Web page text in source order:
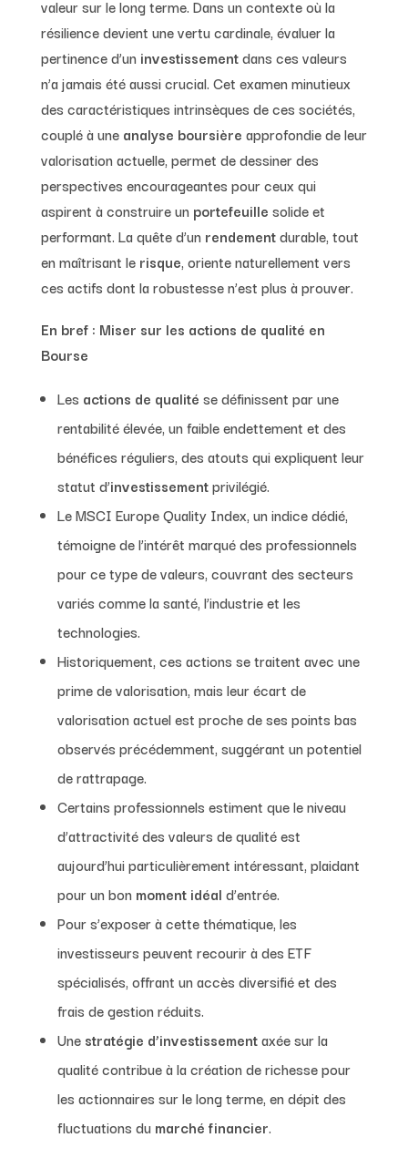
valeur sur le long terme. Dans un contexte où la
résilience devient une vertu cardinale, évaluer la
pertinence d’un investissementdans ces valeurs
n’a jamais été aussi crucial. Cet examen minutieux
des caractéristiques intrinsèques de ces sociétés,
couplé à une analyse boursière approfondie de leur
valorisation actuelle, permet de dessiner des
perspectives encourageantes pour ceux qui
aspirent à construire un portefeuille solide et
performant. La quête d’un rendementdurable, tout
en maîtrisant le risque, oriente naturellement vers
ces actifs dont la robustesse n’est plus à prouver.
En bref : Miser sur les actions de qualité en
Bourse
Les actions de qualité se définissent par une
rentabilité élevée, un faible endettement et des
bénéfices réguliers, des atouts qui expliquent leur
statut d’investissementprivilégié.
Le MSCI Europe Quality Index, un indice dédié,
témoigne de l’intérêt marqué des professionnels
pour ce type de valeurs, couvrant des secteurs
variés comme la santé, l’industrie et les
technologies.
Historiquement, ces actions se traitent avec une
prime de valorisation, mais leur écart de
valorisation actuel est proche de ses points bas
observés précédemment, suggérant un potentiel
de rattrapage.
Certains professionnels estiment que le niveau
d’attractivité des valeurs de qualité est
aujourd’hui particulièrement intéressant, plaidant
pour un bon moment idéal d’entrée.
Pour s’exposer à cette thématique, les
investisseurs peuvent recourir à des ETF
spécialisés, offrant un accès diversifié et des
frais de gestion réduits.
Une stratégie d’investissementaxée sur la
qualité contribue à la création de richesse pour
les actionnaires sur le long terme, en dépit des
fluctuations du marché financier.